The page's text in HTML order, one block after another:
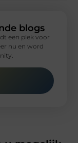
blogs
een plek voor
nu en word